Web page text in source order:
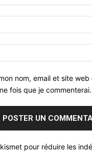
nom, email et site
fois que je commenterai.
pour réduire les